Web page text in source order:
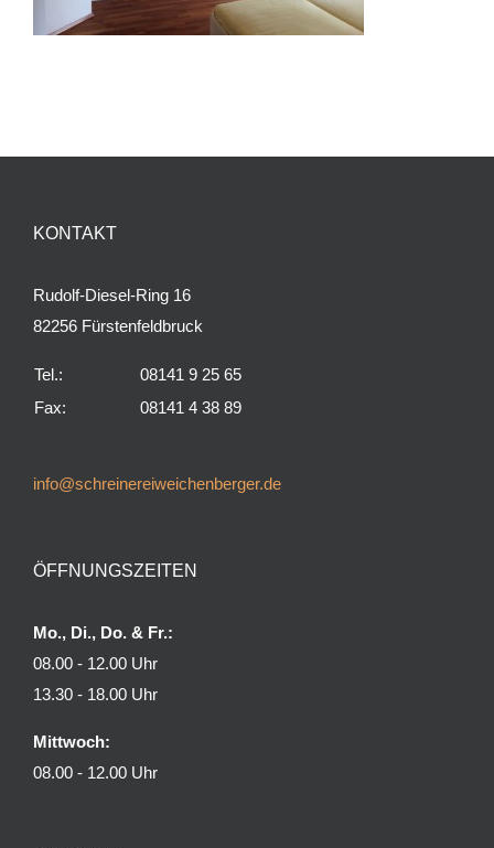
KONTAKT
Rudolf-Diesel-Ring 16
82256 Fürstenfeldbruck
Tel.:
08141 9 25 65
Fax:
08141 4 38 89
info@schreinereiweichenberger.de
ÖFFNUNGSZEITEN
Mo., Di., Do. & Fr.:
08.00 - 12.00 Uhr
13.30 - 18.00 Uhr
Mittwoch:
08.00 - 12.00 Uhr